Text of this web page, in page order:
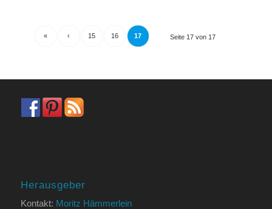
Seite 17 von 17
« ‹ 15 16 17
Herausgeber
Kontakt: Moritz Hämmerlein